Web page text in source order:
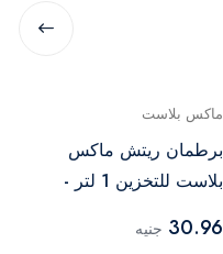
ماكس بلاست
برطمان ريتش ماكس
بلاست للتخزين 1 لتر -
30.96 جنيه